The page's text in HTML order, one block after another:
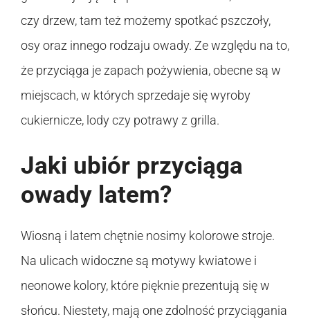
czy drzew, tam też możemy spotkać pszczoły,
osy oraz innego rodzaju owady. Ze względu na to,
że przyciąga je zapach pożywienia, obecne są w
miejscach, w których sprzedaje się wyroby
cukiernicze, lody czy potrawy z grilla.
Jaki ubiór przyciąga
owady latem?
Wiosną i latem chętnie nosimy kolorowe stroje.
Na ulicach widoczne są motywy kwiatowe i
neonowe kolory, które pięknie prezentują się w
słońcu. Niestety, mają one zdolność przyciągania